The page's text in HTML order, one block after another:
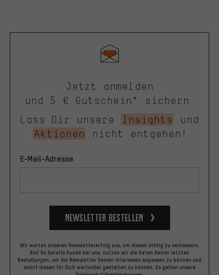
Jetzt anmelden
und 5 € Gutschein* sichern.
Lass Dir unsere
Insights
und
Aktionen
nicht entgehen!
E-Mail-Adresse
Newsletter bestellen
Wir werten unseren Newslettererfolg aus, um diesen stetig zu verbessern.
Bist Du bereits Kunde bei uns, nutzen wir die Daten Deiner letzten
Bestellungen, um die Newsletter Deinen Interessen anpassen zu können und
somit diesen für Dich wertvoller gestalten zu können. Es gelten unsere